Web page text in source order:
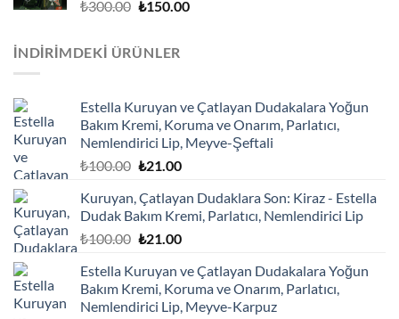
₺300.00 Orijinal
₺150.00Şu
İNDIRIMDEKI ÜRÜNLER
Estella Kuruyan ve Çatlayan Dudakalara Yoğun
Bakım Kremi, Koruma ve Onarım, Parlatıcı,
Nemlendirici Lip, Meyve-Şeftali
₺100.00 Orijinal
₺100.00.
₺21.00Şu
fiyat:
₺21.00.
Kuruyan, Çatlayan Dudaklara Son: Kiraz - Estella
Dudak Bakım Kremi, Parlatıcı, Nemlendirici Lip
₺100.00 Orijinal
₺100.00.
₺21.00Şu
fiyat:
₺21.00.
Estella Kuruyan ve Çatlayan Dudakalara Yoğun
Bakım Kremi, Koruma ve Onarım, Parlatıcı,
Nemlendirici Lip, Meyve-Karpuz